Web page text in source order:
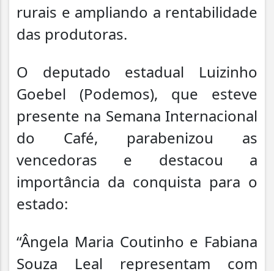
rurais e ampliando a rentabilidade
das produtoras.
O deputado estadual Luizinho
Goebel (Podemos), que esteve
presente na Semana Internacional
do Café, parabenizou as
vencedoras e destacou a
importância da conquista para o
estado:
“Ângela Maria Coutinho e Fabiana
Souza Leal representam com